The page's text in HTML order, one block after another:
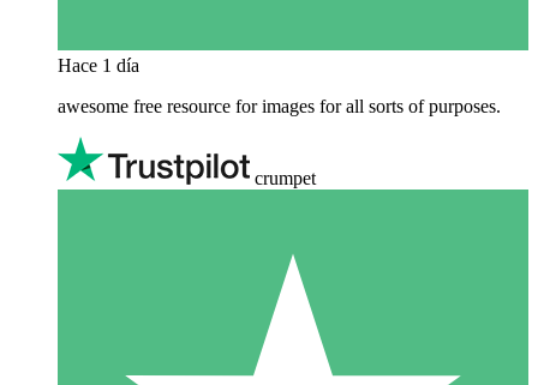
Hace 1 día
awesome free resource for images for all sorts of purposes.
crumpet